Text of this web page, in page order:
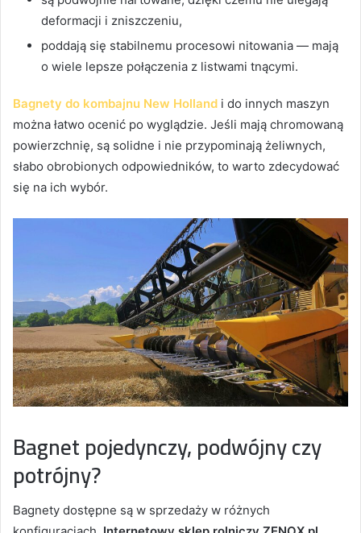
deformacji i zniszczeniu,
poddają się stabilnemu procesowi nitowania — mają
o wiele lepsze połączenia z listwami tnącymi.
Bagnety do kombajnu New Holland i do innych maszyn
można łatwo ocenić po wyglądzie. Jeśli mają chromowaną
powierzchnię, są solidne i nie przypominają żeliwnych,
słabo obrobionych odpowiedników, to warto zdecydować
się na ich wybór.
Bagnet pojedynczy, podwójny czy
potrójny?
Bagnety dostępne są w sprzedaży w różnych